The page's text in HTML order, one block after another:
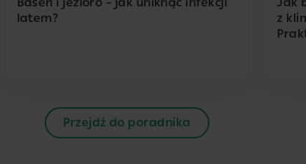
latem?
z
Przejdź do poradnika